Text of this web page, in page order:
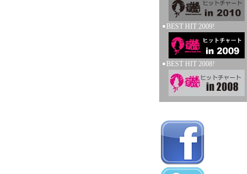
BEST HIT 2009!
BEST HIT 2008!